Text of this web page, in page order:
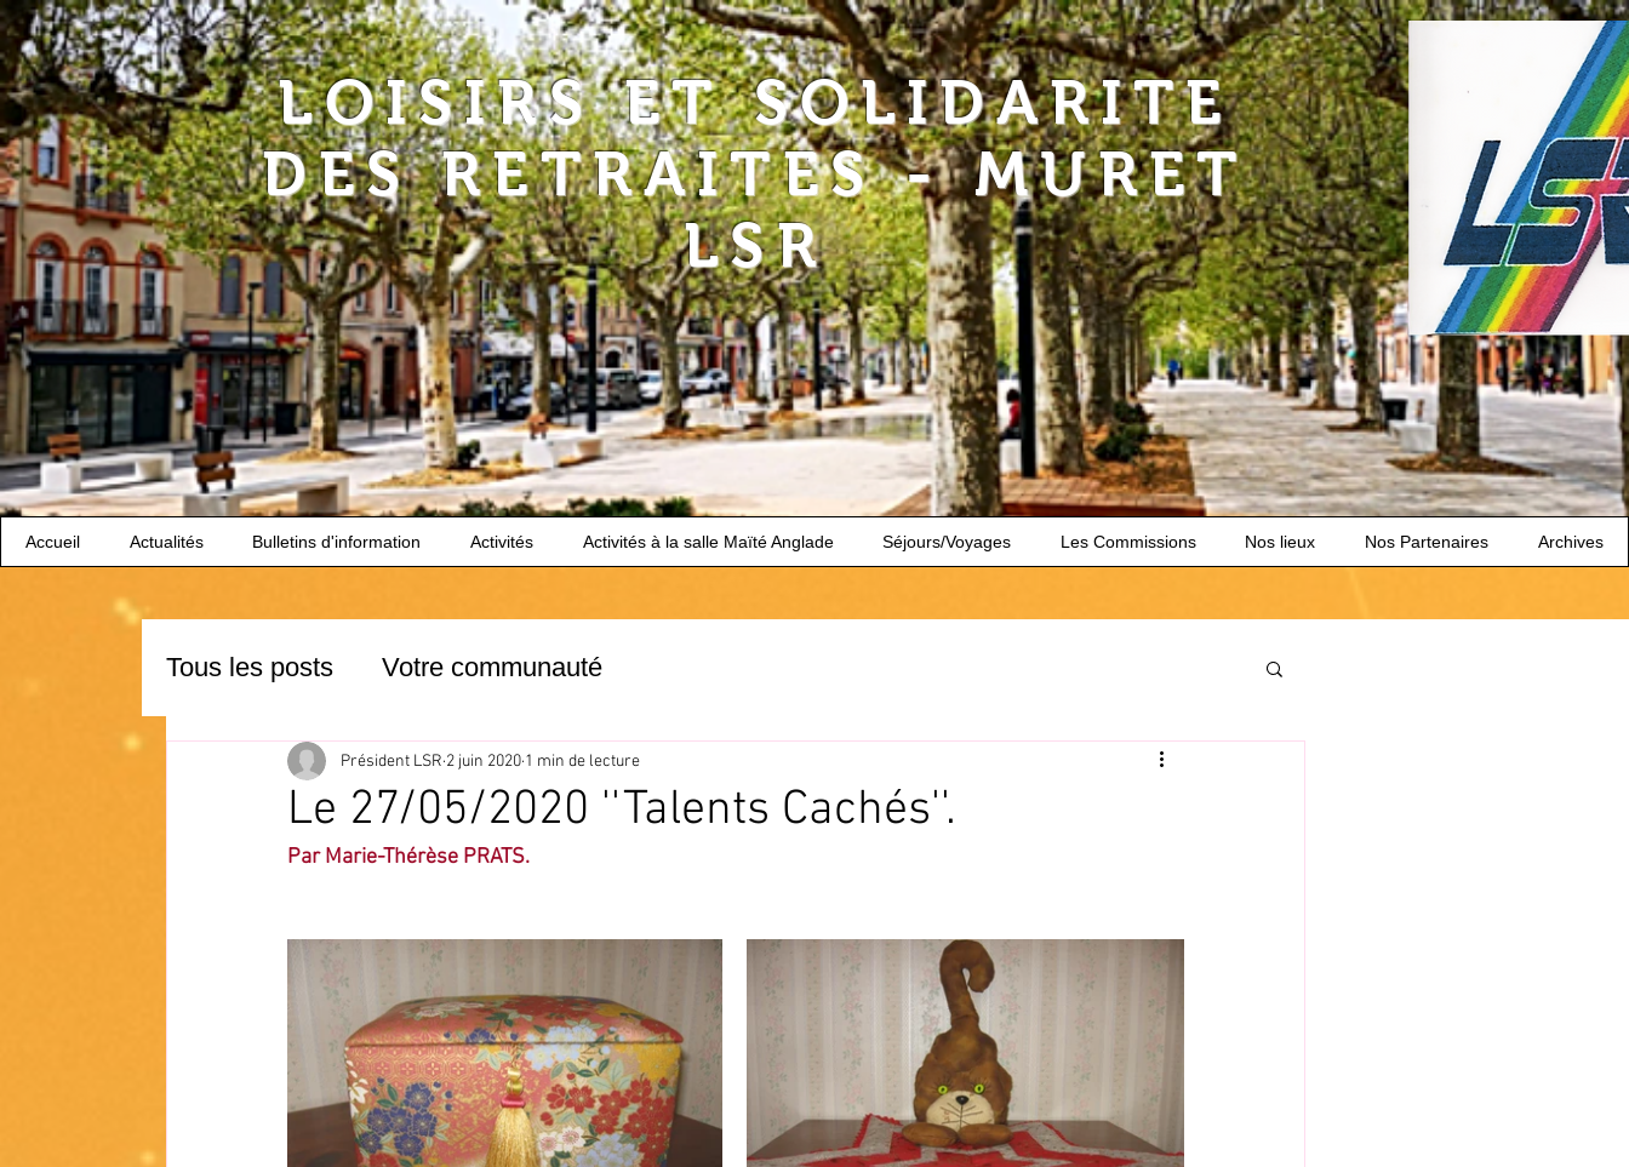
LOISIRS ET SOLIDARITE
DES RETRAITES - MURET
LSR
Accueil Actualités Bulletins d'information Activités Activités à la salle Maïté Anglade Séjours/Voyages Les Commissions Nos lieux Nos Partenaires Archives
Tous les posts Votre communauté
Le 27/05/2020 ''Talents Cachés''.
Président LSR 2 juin 2020 1 min de lecture
Par Marie-Thérèse PRATS.